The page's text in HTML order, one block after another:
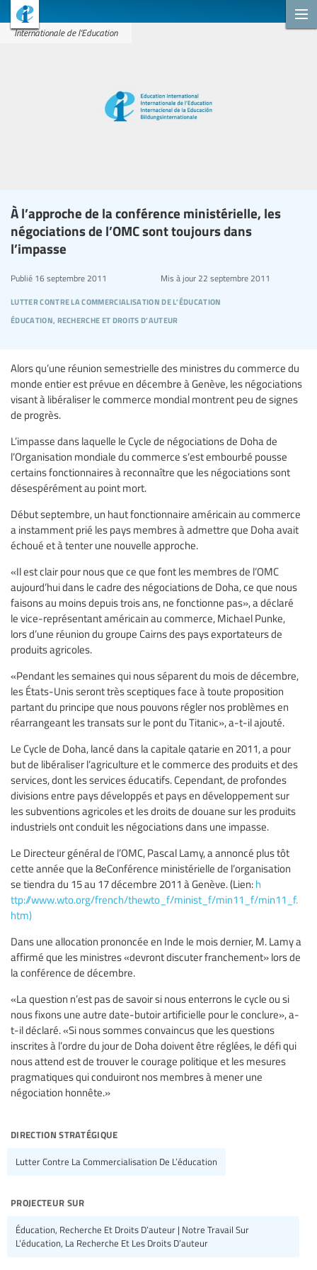
Internationale de l'Education
À l’approche de la conférence ministérielle, les
négociations de l’OMC sont toujours dans
l’impasse
lutter contre la commercialisation de l’éducation
éducation, recherche et droits d’auteur
Publié 16 septembre 2011 Mis à jour22 septembre 2011
Alors qu’une réunion semestrielle des ministres du commerce du
monde entier est prévue en décembre à Genève, les négociations
visant à libéraliser le commerce mondial montrent peu de signes
de progrès.
L’impasse dans laquelle le Cycle de négociations de Doha de
l’Organisation mondiale du commerce s’est embourbé pousse
certains fonctionnaires à reconnaître que les négociations sont
désespérément au point mort.
Début septembre, un haut fonctionnaire américain au commerce
a instamment prié les pays membres à admettre que Doha avait
échoué et à tenter une nouvelle approche.
«Il est clair pour nous que ce que font les membres de l’OMC
aujourd’hui dans le cadre des négociations de Doha, ce que nous
faisons au moins depuis trois ans, ne fonctionne pas», a déclaré
le vice-représentant américain au commerce, Michael Punke,
lors d’une réunion du groupe Cairns des pays exportateurs de
produits agricoles.
«Pendant les semaines qui nous séparent du mois de décembre,
les États-Unis seront très sceptiques face à toute proposition
partant du principe que nous pouvons régler nos problèmes en
réarrangeant les transats sur le pont du Titanic», a-t-il ajouté.
Le Cycle de Doha, lancé dans la capitale qatarie en 2011, a pour
but de libéraliser l’agriculture et le commerce des produits et des
services, dont les services éducatifs. Cependant, de profondes
divisions entre pays développés et pays en développement sur
les subventions agricoles et les droits de douane sur les produits
industriels ont conduit les négociations dans une impasse.
Le Directeur général de l’OMC, Pascal Lamy, a annoncé plus tôt
cette année que la 8eConférence ministérielle de l’organisation
se tiendra du 15 au 17 décembre 2011 à Genève. (Lien: h
ttp://www.wto.org/french/thewto_f/minist_f/min11_f/min11_f.
htm)
Dans une allocation prononcée en Inde le mois dernier, M. Lamy a
affirmé que les ministres «devront discuter franchement» lors de
la conférence de décembre.
«La question n’est pas de savoir si nous enterrons le cycle ou si
nous fixons une autre date-butoir artificielle pour le conclure», a-
t-il déclaré. «Si nous sommes convaincus que les questions
inscrites à l’ordre du jour de Doha doivent être réglées, le défi qui
nous attend est de trouver le courage politique et les mesures
pragmatiques qui conduiront nos membres à mener une
négociation honnête.»
direction stratégique
Lutter Contre La Commercialisation De L’éducation
projecteur sur
Éducation, Recherche Et Droits D’auteur | Notre Travail Sur
L’éducation, La Recherche Et Les Droits D’auteur